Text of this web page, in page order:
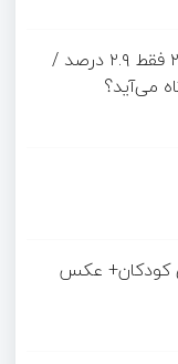
دلار ۴ درصد ریخت، ۲۰۷ فقط ۲.۹ درصد /
می‌آید؟
کودکان+ عکس